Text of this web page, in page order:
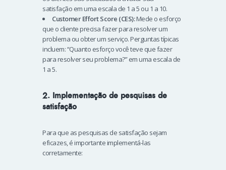
satisfação em uma escala de 1 a 5 ou 1 a 10.
Customer Effort Score (CES):Mede o esforço
que o cliente precisa fazer para resolver um
problema ou obter um serviço. Perguntas típicas
incluem: “Quanto esforço você teve que fazer
para resolver seu problema?” em uma escala de
1 a 5.
2. Implementação de pesquisas de
satisfação
Para que as pesquisas de satisfação sejam
eficazes, é importante implementá-las
corretamente: